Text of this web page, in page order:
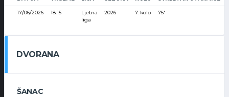
17/06/2026 18:15
Ljetna
liga
2026 7. kolo 75'
DVORANA
ŠANAC